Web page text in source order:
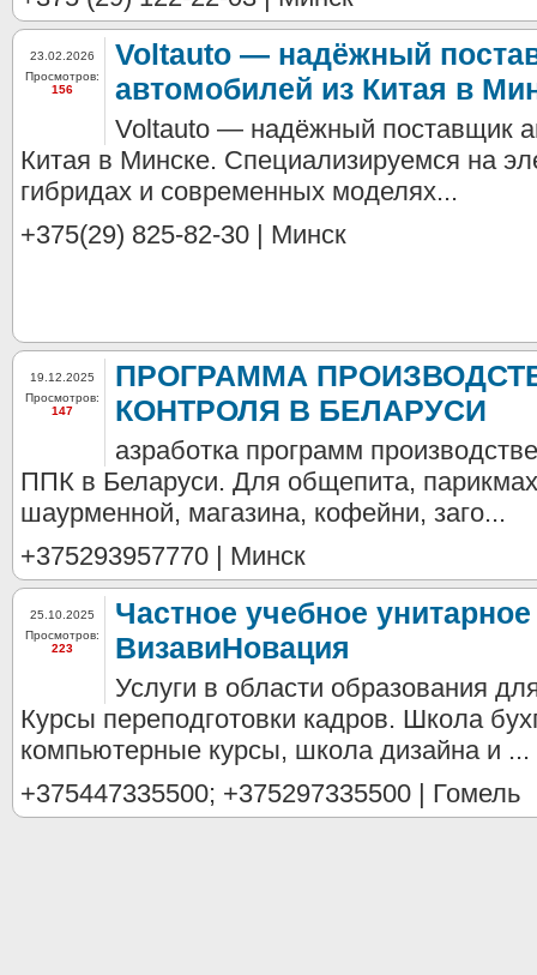
23.02.2026
Просмотров:
156
Voltauto — надёжный
автомобилей из Китая в
Voltauto — надёжный поставщик
Китая в Минске. Специализируемся на
гибридах и современных моделях...
+375(29) 825-82-30 | Минск
19.12.2025
Просмотров:
147
ПРОГРАММА
КОНТРОЛЯ В БЕЛАРУСИ
азработка программ
ППК в Беларуси. Для общепита,
шаурменной, магазина, кофейни, заго...
+375293957770 | Минск
25.10.2025
Просмотров:
223
Частное учебное
ВизавиНовация
Услуги в области образования
Курсы переподготовки кадров. Школа
компьютерные курсы, школа дизайна и ...
+375447335500; +375297335500 | Гомель